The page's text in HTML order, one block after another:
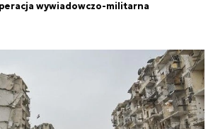
wywiadowczo-militarna